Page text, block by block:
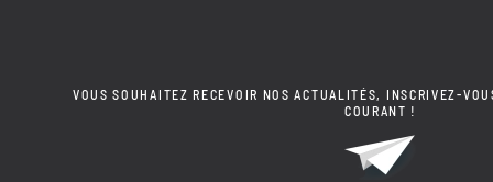
VOUS SOUHAITEZ RECEVOIR NOS ACTUALITÉS, INSCRIVEZ-
COURANT !